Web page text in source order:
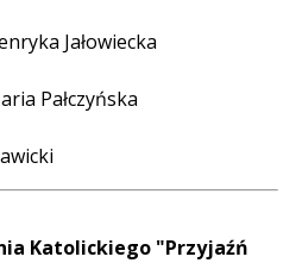
Jałowiecka
Pałczyńska
Katolickiego "Przyjaźń